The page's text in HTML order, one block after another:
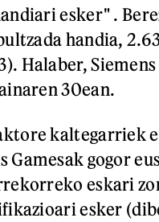
esker" .
handia,
Halaber,
30ean.
kaltegarriek
Gamesak gogor
eskari
esker